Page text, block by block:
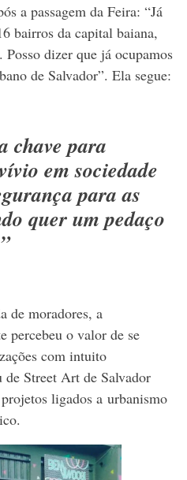
a passagem da Feira: “Já
bairros da capital baiana,
dizer que já ocupamos
de Salvador”. Ela segue:
chave para
em sociedade
para as
quer um pedaço
de moradores, a
percebeu o valor de se
com intuito
de Street Art de Salvador
ligados a urbanismo